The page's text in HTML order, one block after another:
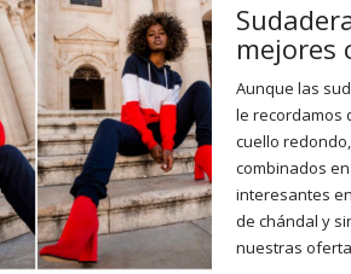
mejores
Aunque las
le recordamos
cuello
combinados
interesantes
de chándal y
nuestras